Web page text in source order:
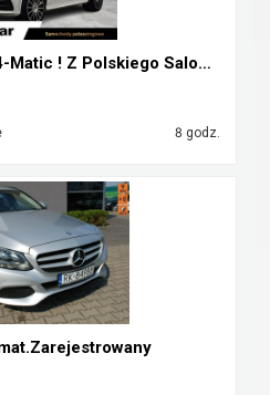
Mercedes GLE 400 d 4-Matic ! Z Polskiego Salonu ! ...
8 godz.